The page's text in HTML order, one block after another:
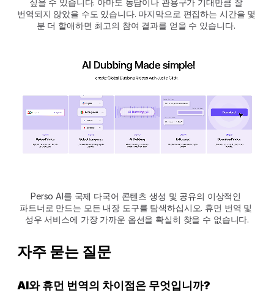
번역되지 않았을 수도 있습니다. 마지막으로 편집하는 시간을 몇
분 더 할애하면 최고의 참여 결과를 얻을 수 있습니다.
Perso AI를 국제 다국어 콘텐츠 생성 및 공유의 이상적인
파트너로 만드는 모든 내장 도구를 탐색하십시오. 휴먼 번역 및
성우 서비스에 가장 가까운 옵션을 확실히 찾을 수 없습니다.
자주 묻는 질문
AI와 휴먼 번역의 차이점은 무엇입니까?